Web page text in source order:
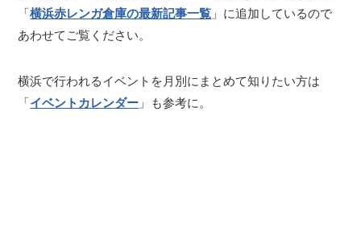
「横浜赤レンガ倉庫の最新記事一覧 」に追加しているので
あわせてご覧ください。
横浜で行われるイベントを月別にまとめて知りたい方は
「イベントカレンダー 」も参考に。